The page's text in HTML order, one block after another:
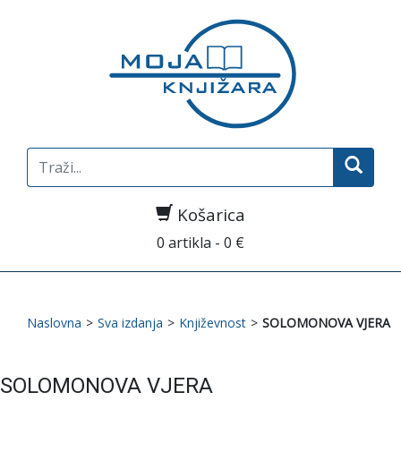
Search
for:
Košarica
0 artikla - 0 €
Naslovna > Sva izdanja > Književnost > SOLOMONOVA VJERA
SOLOMONOVA VJERA